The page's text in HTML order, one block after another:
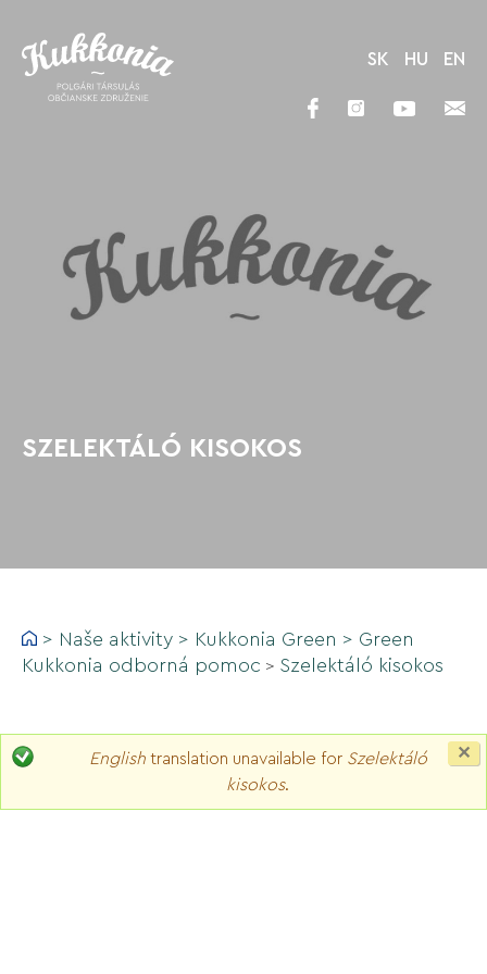
SZELEKTÁLÓ KISOKOS
SK HU EN
> Naše aktivity > Kukkonia Green > Green
Kukkonia odborná pomoc > Szelektáló kisokos
Englishtranslation unavailable for Szelektáló
kisokos.